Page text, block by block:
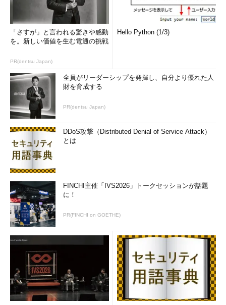
「さすが」と言われる驚きや感動
を。新しい価値を生む電通の挑戦
PR(dentsu Japan)
Hello Python (1/3)
全員がリーダーシップを発揮し、自分より優れた人
財を育成する
PR(dentsu Japan)
DDoS攻撃（Distributed Denial of Service Attack）
とは
FINCHI主催「IVS2026」トークセッションが話題
に！
PR(FINCHI on GOETHE)